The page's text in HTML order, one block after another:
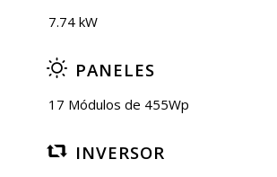
7.74 kW
PANELES
17 Módulos de 455Wp
INVERSOR